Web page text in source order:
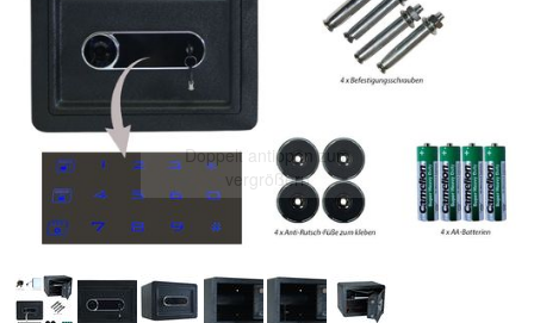
Doppelt antippen zum
vergrößern